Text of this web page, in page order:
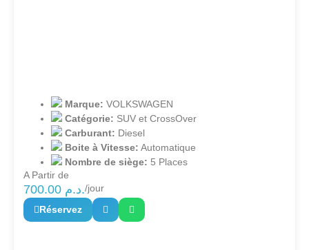
Marque: VOLKSWAGEN
Catégorie: SUV et CrossOver
Carburant: Diesel
Boite à Vitesse: Automatique
Nombre de siège: 5 Places
A Partir de
700.00 د.م./jour
Réservez